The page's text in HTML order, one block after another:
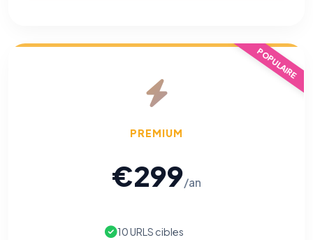
POPULAIRE
PREMIUM
€299/an
10 URLS cibles